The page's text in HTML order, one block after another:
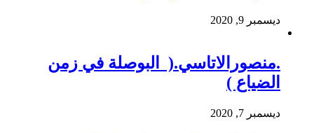
ديسمبر 9, 2020
.منصورالاتاسي.( البوصلة في زمن
الضياع )
ديسمبر 7, 2020